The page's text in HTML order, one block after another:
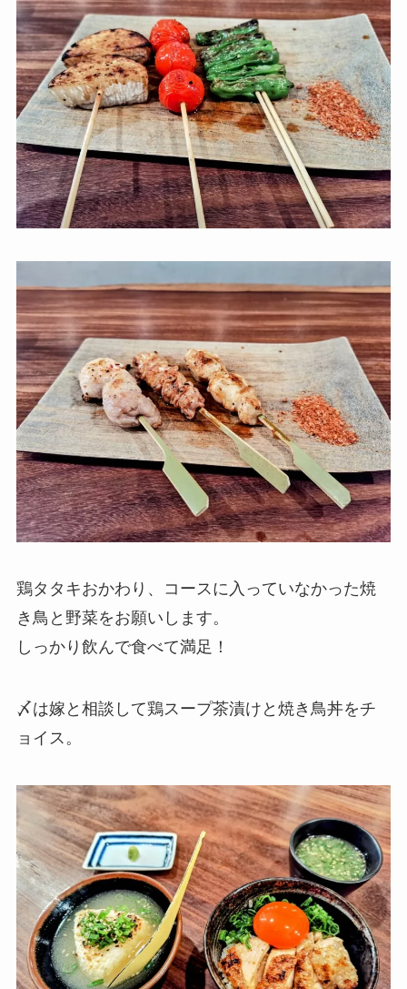
鶏タタキおかわり、コースに入っていなかった焼
き鳥と野菜をお願いします。
しっかり飲んで食べて満足！
〆は嫁と相談して鶏スープ茶漬けと焼き鳥丼をチ
ョイス。